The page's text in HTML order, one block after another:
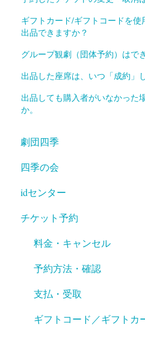
ギフトカード/ギフトコードを
出品できますか？
グループ観劇（団体予約）はで
出品した座席は、いつ「成約」
出品しても購入者がいなかった
か。
劇団四季
四季の会
入会
登録情報変更・確認
退会
idセンター
新規登録
登録情報変更・確認
登録解除
チケット予約
料金・キャンセル
予約方法・確認
支払・受取
ギフトコード／ギフトカ